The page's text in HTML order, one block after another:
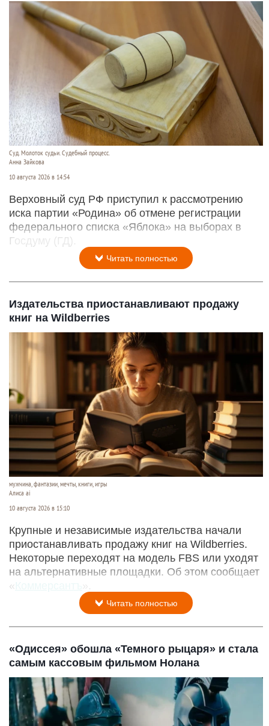
Суд. Молоток судьи. Судебный процесс.
Анна Зайкова
10 августа 2026 в 14:54
Верховный суд РФ приступил к рассмотрению
иска партии «Родина» об отмене регистрации
федерального списка «Яблока» на выборах в
Госдуму (ГД).
Читать полностью
Издательства приостанавливают продажу
книг на Wildberries
мужчина, фантазии, мечты, книги, игры
Алиса ai
10 августа 2026 в 15:10
Крупные и независимые издательства начали
приостанавливать продажу книг на Wildberries.
Некоторые переходят на модель FBS или уходят
на альтернативные площадки. Об этом сообщает
« Коммерсантъ
Читать полностью
«Одиссея» обошла «Темного рыцаря» и стала
самым кассовым фильмом Нолана